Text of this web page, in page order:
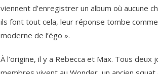
viennent d’enregistrer un album où aucune
ils font tout cela, leur réponse tombe
moderne de l’égo ».
À l’origine, il y a Rebecca et Max. Tous